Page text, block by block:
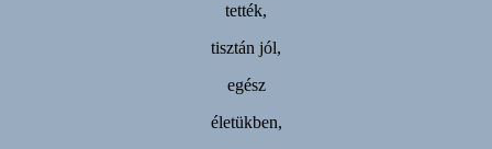
tették,
tisztán jól,
egész
életükben,